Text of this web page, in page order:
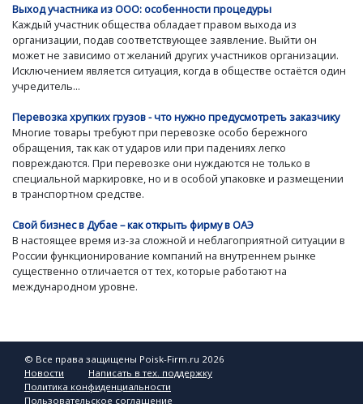
Выход участника из ООО: особенности процедуры
Каждый участник общества обладает правом выхода из
организации, подав соответствующее заявление. Выйти он
может не зависимо от желаний других участников организации.
Исключением является ситуация, когда в обществе остаётся один
учредитель...
Перевозка хрупких грузов - что нужно предусмотреть заказчику
Многие товары требуют при перевозке особо бережного
обращения, так как от ударов или при падениях легко
повреждаются. При перевозке они нуждаются не только в
специальной маркировке, но и в особой упаковке и размещении
в транспортном средстве.
Свой бизнес в Дубае – как открыть фирму в ОАЭ
В настоящее время из-за сложной и неблагоприятной ситуации в
России функционирование компаний на внутреннем рынке
существенно отличается от тех, которые работают на
международном уровне.
© Все права защищены Poisk-Firm.ru 2026
Новости
Написать в тех. поддержку
Политика конфиденциальности
Пользовательское соглашение